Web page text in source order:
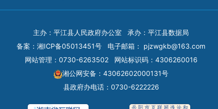
主办：平江县人民政府办公室
承办：平江县数据局
备案： 湘ICP备05013451号 电子邮箱： pjzwgkb@163.com
网站管理：0730-6263502
网站标识码：4306260016
湘公网安备：43062602000131号
县政府办电话：0730-6222226